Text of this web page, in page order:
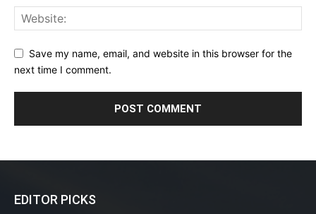
Save my name, email, and website in this browser for the
next time I comment.
EDITOR PICKS